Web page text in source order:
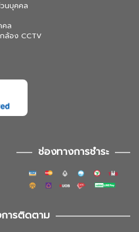
นบุคคล
คล
ล้อง CCTV
ช่องทางการชำระ
ารติดตาม